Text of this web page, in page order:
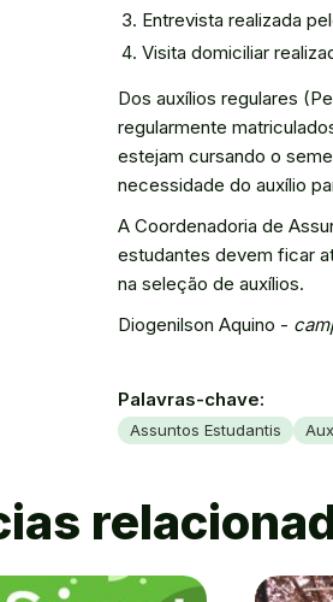
Entrevista realizada
Visita domiciliar
Dos auxílios regulares
regularmente
estejam cursando o
necessidade do auxílio
A Coordenadoria de
estudantes devem ficar
na seleção de auxílios.
Diogenilson Aquino -
Palavras-chave:
Assuntos Estudantis